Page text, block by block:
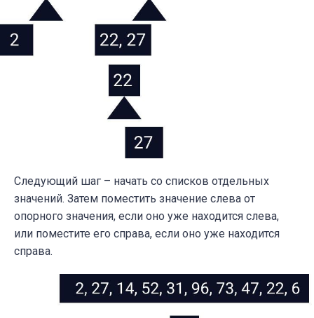
Следующий шаг – начать со списков отдельных
значений. Затем поместить значение слева от
опорного значения, если оно уже находится слева,
или поместите его справа, если оно уже находится
справа.